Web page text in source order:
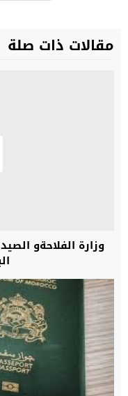
مقالات ذات صلة
وزارة الفلاحةو